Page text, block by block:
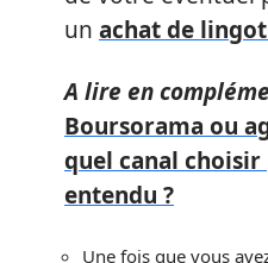
un achat de lingot
A lire en
Boursorama ou
quel canal
entendu ?
Une fois que vous